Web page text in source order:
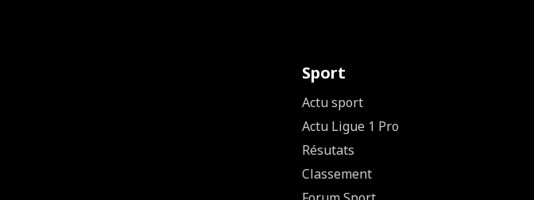
Sport
Actu sport
Actu Ligue 1 Pro
Résutats
Classement